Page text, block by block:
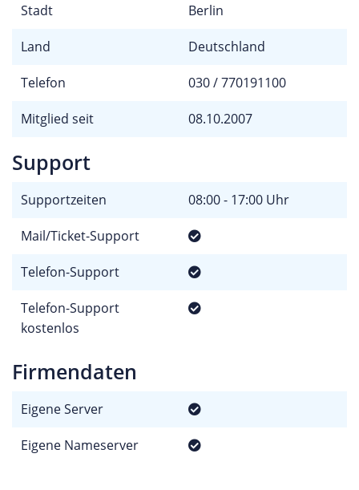
Stadt Berlin
Land Deutschland
Telefon 030 / 770191100
Mitglied seit 08.10.2007
Support
Supportzeiten 08:00 - 17:00 Uhr
Mail/Ticket-Support
Telefon-Support
Telefon-Support
kostenlos
Firmendaten
Eigene Server
Eigene Nameserver